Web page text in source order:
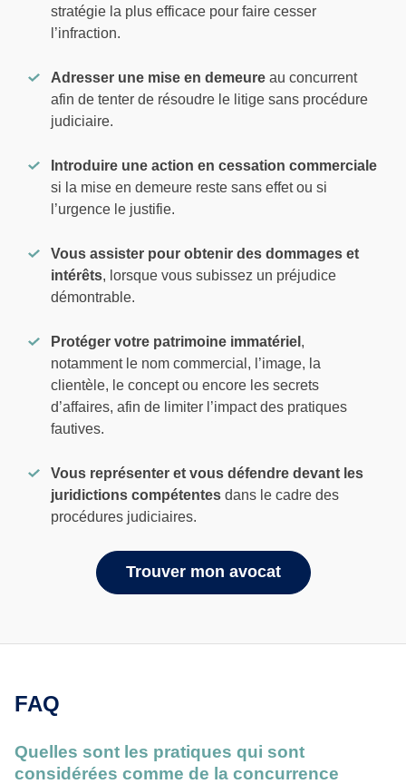
stratégie la plus efficace pour faire cesser
l’infraction.
Adresser une mise en demeure au concurrent
afin de tenter de résoudre le litige sans procédure
judiciaire.
Introduire une action en cessation commerciale
si la mise en demeure reste sans effet ou si
l’urgence le justifie.
Vous assister pour obtenir des dommages et
intérêts, lorsque vous subissez un préjudice
démontrable.
Protéger votre patrimoine immatériel ,
notamment le nom commercial, l’image, la
clientèle, le concept ou encore les secrets
d’affaires, afin de limiter l’impact des pratiques
fautives.
Vous représenter et vous défendre devant les
juridictions compétentes dans le cadre des
procédures judiciaires.
Trouver mon avocat
FAQ
Quelles sont les pratiques qui sont
considérées comme de la concurrence